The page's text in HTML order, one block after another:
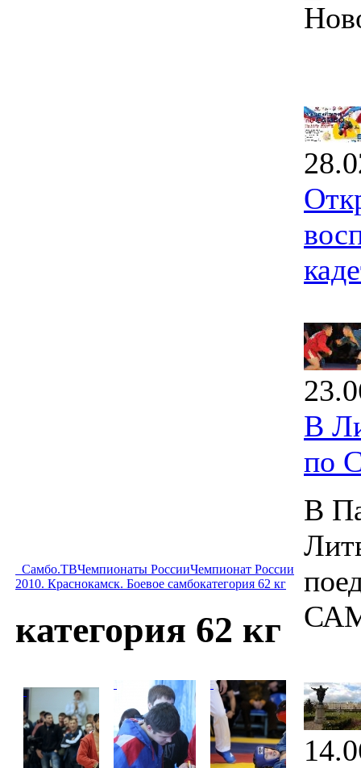
Самбо.ТВЧемпионаты РоссииЧемпионат России
2010. Краснокамск. Боевое самбокатегория 62 кг
категория 62 кг
В
по
В